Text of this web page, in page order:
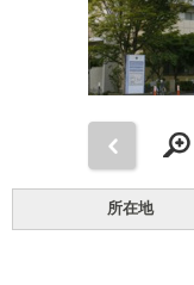
所在地